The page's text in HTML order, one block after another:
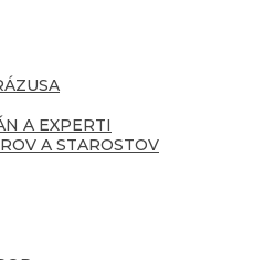
A EXPERTI
A STAROSTOV